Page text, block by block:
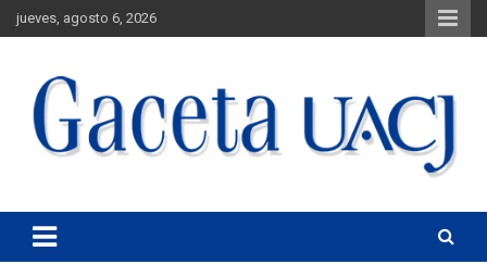
jueves, agosto 6, 2026
Gaceta UACJ